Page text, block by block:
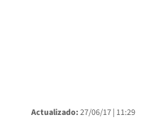
Actualizado:27/06/17 | 11:29